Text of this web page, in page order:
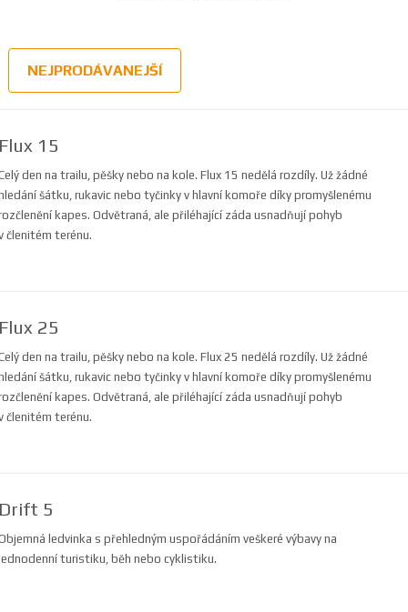
NEJPRODÁVANEJŠÍ
15
den na trailu, pěšky nebo na kole. Flux 15 nedělá rozdíly. Už žádné
šátku, rukavic nebo tyčinky v hlavní komoře díky promyšlenému
kapes. Odvětraná, ale přiléhající záda usnadňují pohyb
členitém terénu.
25
den na trailu, pěšky nebo na kole. Flux 25 nedělá rozdíly. Už žádné
šátku, rukavic nebo tyčinky v hlavní komoře díky promyšlenému
kapes. Odvětraná, ale přiléhající záda usnadňují pohyb
členitém terénu.
5
ledvinka s přehledným uspořádáním veškeré výbavy na
turistiku, běh nebo cyklistiku.